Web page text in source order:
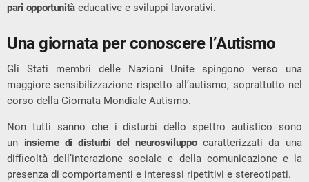
pari opportunità educative e sviluppi lavorativi.
Una giornata per conoscere l’Autismo
Gli Stati membri delle Nazioni Unite spingono verso una
maggiore sensibilizzazione rispetto all’autismo, soprattutto nel
corso della Giornata Mondiale Autismo.
Non tutti sanno che i disturbi dello spettro autistico sono
un insieme di disturbi del neurosviluppocaratterizzati da una
difficoltà dell’interazione sociale e della comunicazione e la
presenza di comportamenti e interessi ripetitivi e stereotipati.